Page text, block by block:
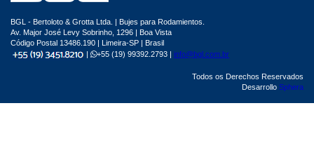
BGL - Bertoloto & Grotta Ltda. | Bujes para Rodamientos.
Av. Major José Levy Sobrinho, 1296 | Boa Vista
Código Postal 13486.190 | Limeira-SP | Brasil
|
+55 (19) 99392.2793 | info@bgl.com.br
Todos os Derechos Reservados
Desarrollo Sphera